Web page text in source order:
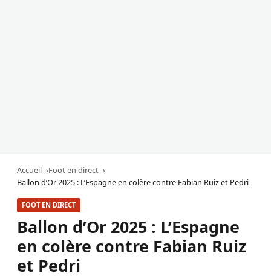
Accueil
Foot en direct
Ballon d’Or 2025 : L’Espagne en colère contre Fabian Ruiz et Pedri
FOOT EN DIRECT
Ballon d’Or 2025 : L’Espagne
en colère contre Fabian Ruiz
et Pedri